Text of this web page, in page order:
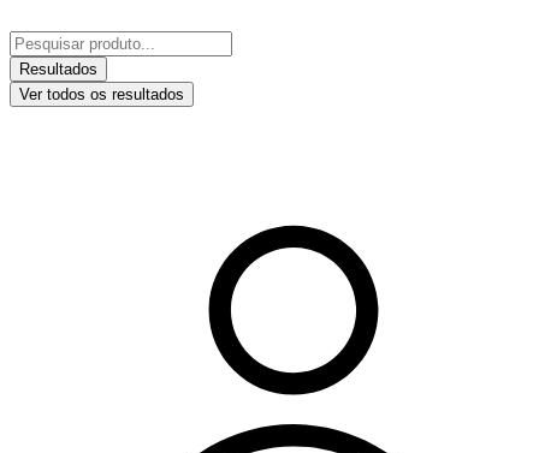
para
o
conteúdo
Pesquisar
...Resultados
Ver todos os resultados